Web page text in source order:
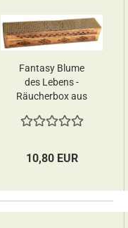
Fantasy Blume
des Lebens -
Räucherbox aus
10,80 EUR